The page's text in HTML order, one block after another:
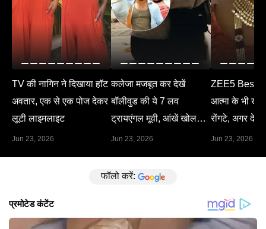
TV की नागिन ने दिखाया हॉट
अवतार, एक से एक पोज देकर
लूटी लाइमलाइट
Jun 23, 2026
कलेजा मजबूत कर देखें
बॉलीवुड की ये 7 लव
ट्रायएंगल मूवी, आंखें खोल
देगा हर सीन
Jun 23, 2026
ZEE5 Best
आत्मा के भी खड़े
रोंगटे, अगर देख
Jun 23, 2026
फॉलो करें: